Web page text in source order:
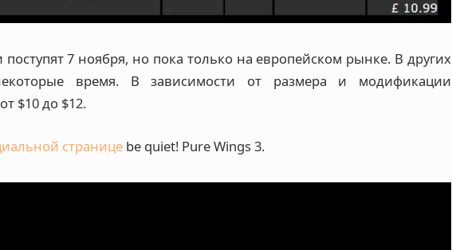
7 ноября, но пока только на европейском рынке. В других
время. В зависимости от размера и модификации
$10 до $12.
странице be quiet! Pure Wings 3.